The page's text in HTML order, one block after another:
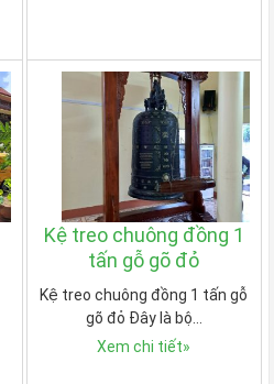
Kệ treo chuông đồng 1
tấn gỗ gõ đỏ
Kệ treo chuông đồng 1 tấn gỗ
gõ đỏ Đây là bộ…
Xem chi tiết»